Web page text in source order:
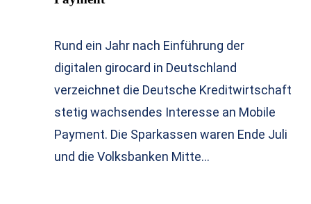
Rund ein Jahr nach Einführung der
digitalen girocard in Deutschland
verzeichnet die Deutsche Kreditwirtschaft
stetig wachsendes Interesse an Mobile
Payment. Die Sparkassen waren Ende Juli
und die Volksbanken Mitte…